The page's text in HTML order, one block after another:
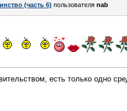
(часть 6) пользователя nab
есть только одно